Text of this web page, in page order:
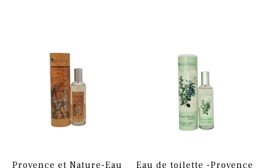
Provence et Nature-Eau
Eau de toilette -Provence